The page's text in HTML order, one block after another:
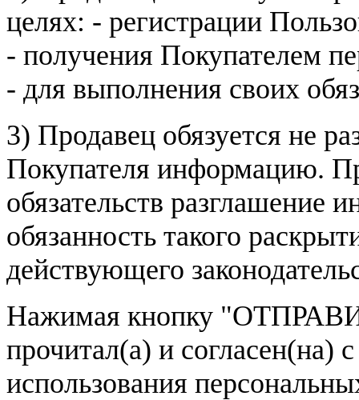
целях: - регистрации
- получения Покупателем
- для выполнения своих
3) Продавец обязуется не
Покупателя информацию.
обязательств разглашение
обязанность такого
действующего
Нажимая кнопку
прочитал(а) и согласен(на)
использования